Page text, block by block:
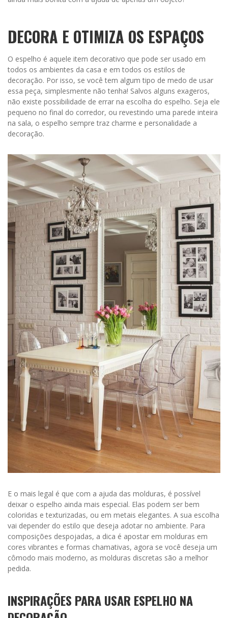
DECORA E OTIMIZA OS ESPAÇOS
O espelho é aquele item decorativo que pode ser usado em
todos os ambientes da casa e em todos os estilos de
decoração. Por isso, se você tem algum tipo de medo de usar
essa peça, simplesmente não tenha! Salvos alguns exageros,
não existe possibilidade de errar na escolha do espelho. Seja ele
pequeno no final do corredor, ou revestindo uma parede inteira
na sala, o espelho sempre traz charme e personalidade a
decoração.
E o mais legal é que com a ajuda das molduras, é possível
deixar o espelho ainda mais especial. Elas podem ser bem
coloridas e texturizadas, ou em metais elegantes. A sua escolha
vai depender do estilo que deseja adotar no ambiente. Para
composições despojadas, a dica é apostar em molduras em
cores vibrantes e formas chamativas, agora se você deseja um
cômodo mais moderno, as molduras discretas são a melhor
pedida.
INSPIRAÇÕES PARA USAR ESPELHO NA